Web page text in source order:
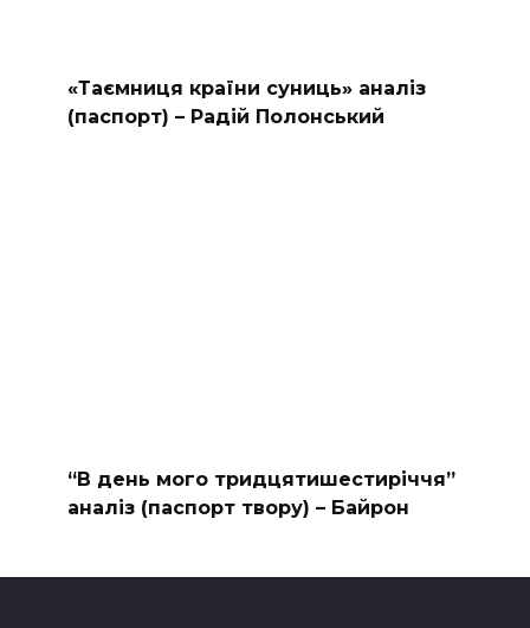
«Таємниця країни суниць» аналіз
(паспорт) – Радій Полонський
“В день мого тридцятишестиріччя”
аналіз (паспорт твору) – Байрон